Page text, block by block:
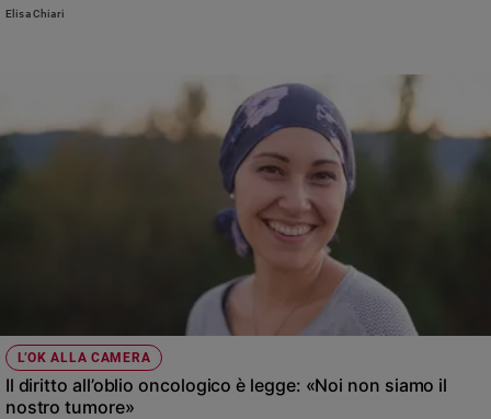
Elisa Chiari
L’OK ALLA CAMERA
Il diritto all’oblio oncologico è legge: «Noi non siamo il
nostro tumore»